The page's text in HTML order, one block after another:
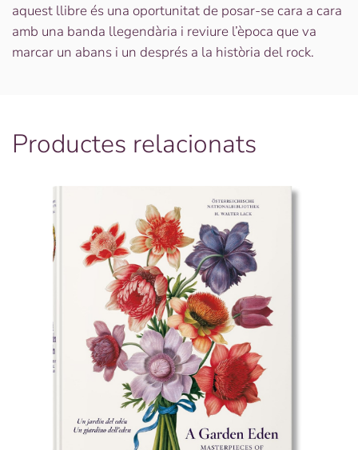
aquest llibre és una oportunitat de posar-se cara a cara
amb una banda llegendària i reviure l’època que va
marcar un abans i un després a la història del rock.
Productes relacionats